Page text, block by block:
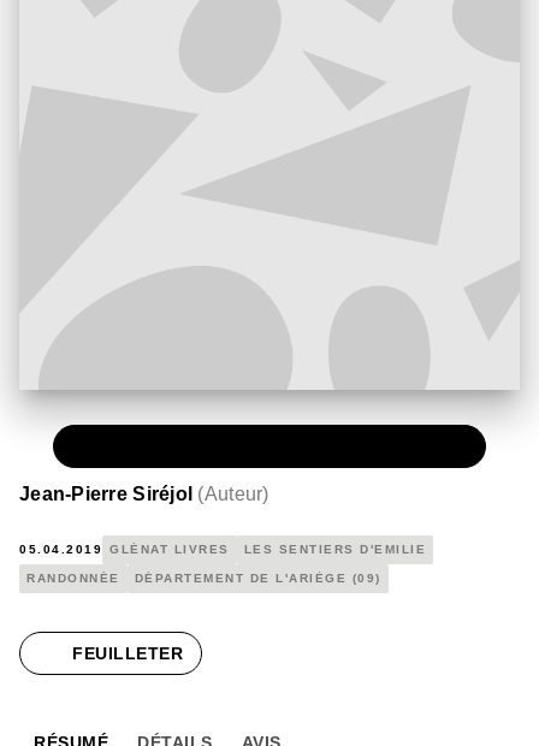
Jean-Pierre Siréjol (Auteur)
05.04.2019 GLÉNAT LIVRES LES SENTIERS D'EMILIE
RANDONNÉE DÉPARTEMENT DE L'ARIÈGE (09)
FEUILLETER